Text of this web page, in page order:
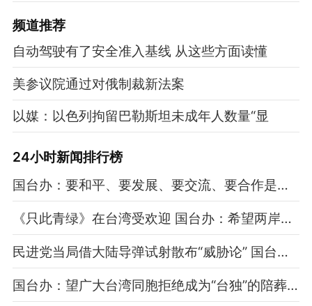
频道推荐
自动驾驶有了安全准入基线 从这些方面读懂
美参议院通过对俄制裁新法案
以媒：以色列拘留巴勒斯坦未成年人数量“显
24小时新闻排行榜
国台办：要和平、要发展、要交流、要合作是两岸同胞共同心声
《只此青绿》在台湾受欢迎 国台办：希望两岸之间文化交流越来越多
民进党当局借大陆导弹试射散布“威胁论” 国台办：过度反应
国台办：望广大台湾同胞拒绝成为“台独”的陪葬和炮灰